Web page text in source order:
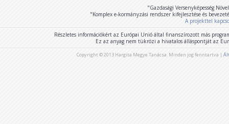
"Gazdasági Versenyképesség
"Komplex e-kormányzási rendszer kifejlesztése és
A projekttel
Részletes információkért az Európai Unió által finanszírozott más
Ez az anyag nem tükrözi a hivatalos álláspontját az
Copyright © 2013 Hargita Megye Tanácsa. Minden jog fenntartva |